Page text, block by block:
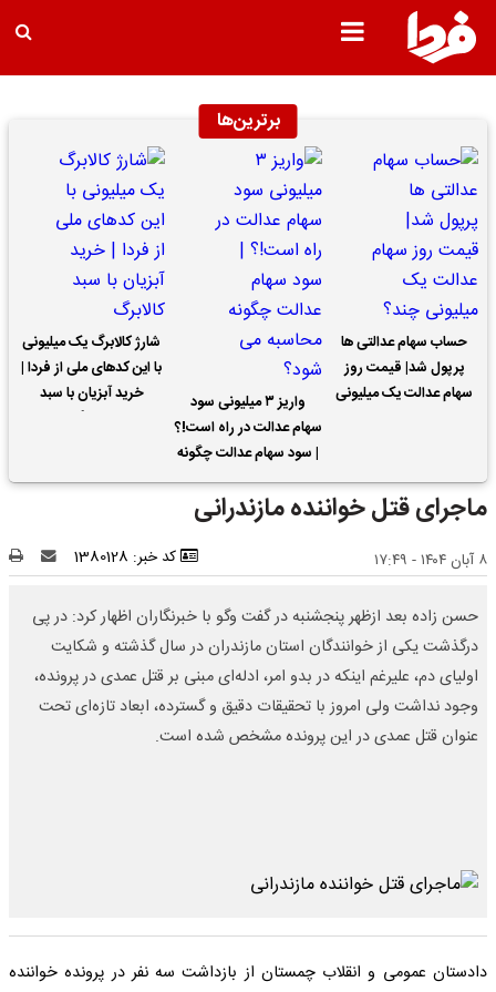
برترین‌ها
حساب سهام عدالتی ها
پرپول شد| قیمت روز
سهام عدالت یک میلیونی
واریز ۳ میلیونی سود
سهام عدالت در راه است!؟
| سود سهام عدالت چگونه
محاسبه می شود؟
شارژ کالابرگ یک میلیونی
با این کدهای ملی از فردا |
خرید آبزیان با سبد
ماجرای قتل خواننده مازندرانی
۸ آبان ۱۴۰۴ - ۱۷:۴۹ کد خبر: 1380128
حسن زاده بعد ازظهر پنجشنبه در گفت وگو با خبرنگاران اظهار کرد: در پی
درگذشت یکی از خوانندگان استان مازندران در سال گذشته و شکایت
اولیای دم، علیرغم اینکه در بدو امر، ادله‌ای مبنی بر قتل عمدی در پرونده،
وجود نداشت ولی امروز با تحقیقات دقیق و گسترده، ابعاد تازه‌ای تحت
عنوان قتل عمدی در این پرونده مشخص شده است.
دادستان عمومی و انقلاب چمستان از بازداشت سه نفر در پرونده خواننده